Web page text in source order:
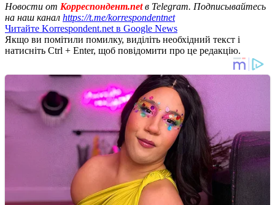
Новости от Корреспондент.netв Telegram. Подписывайтесь
на наш канал https://t.me/korrespondentnet
Читайте Korrespondent.net в Google News
Якщо ви помітили помилку, виділіть необхідний текст і
натисніть Ctrl + Enter, щоб повідомити про це редакцію.